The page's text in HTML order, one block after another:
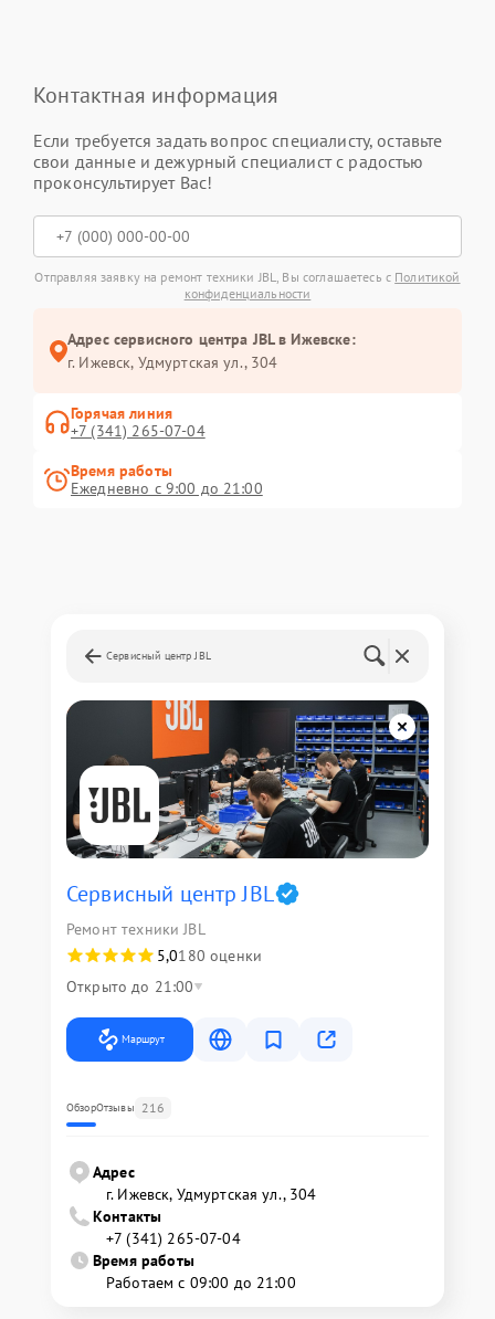
Контактная информация
Если требуется задать вопрос специалисту, оставьте
свои данные и дежурный специалист с радостью
проконсультирует Вас!
Отправляя заявку на ремонт техники JBL, Вы соглашаетесь с Политикой
конфиденциальности
Адрес сервисного центра JBL в Ижевске:
г. Ижевск, Удмуртская ул., 304
Горячая линия
+7 (341) 265-07-04
Время работы
Ежедневно с 9:00 до 21:00
Сервисный центр JBL
Сервисный центр JBL
Ремонт техники JBL
5,0180 оценки
Открыто до 21:00
Маршрут
ОбзорОтзывы 216
Адрес
г. Ижевск, Удмуртская ул., 304
Контакты
+7 (341) 265-07-04
Время работы
Работаем с 09:00 до 21:00